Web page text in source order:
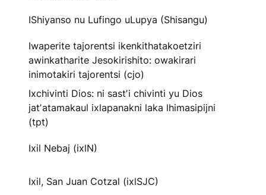
IShiyanso nu Lufingo uLupya (Shisangu)
Iwaperite tajorentsi ikenkithatakoetziri
awinkatharite Jesokirishito: owakirari
inimotakiri tajorentsi (cjo)
Ixchivinti Dios: ni sastʼi chivinti yu Dios
jatʼatamakaul ixlapanakni laka lhimasipijni
(tpt)
Ixil Nebaj (ixlN)
Ixil, San Juan Cotzal (ixlSJC)